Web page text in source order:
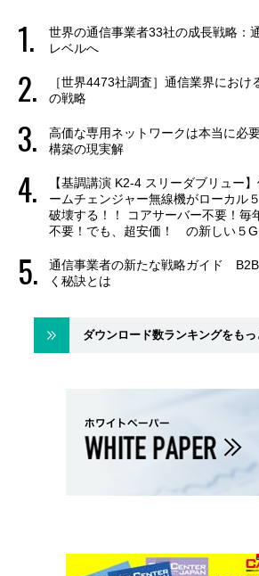
世界の通信事業者33社の成長戦略：
レベルへ
［世界4473社調査］通信業界にお
の戦略
高価な専用ネットワークは本当に必
構築の現実解
【基調講演 K2-4 スリーダブリュー
ームチェンジャー無線機がローカル
破壊する！！ コアサーバー不要！毎
不要！でも、超安価！ の新しい５
通信事業者の新たな戦略ガイド
く秘訣とは
ダウンロード数ランキングをもっ